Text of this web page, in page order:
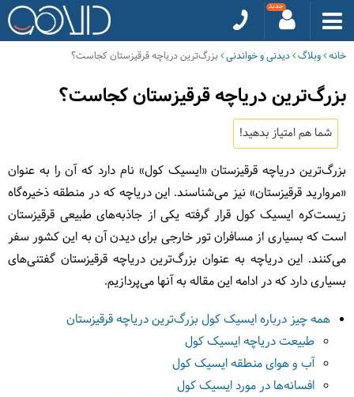
خانه وبلاگ دیدنی و خواندنی بزرگ‌ترین دریاچه قرقیزستان کجاست؟
بزرگ‌ترین دریاچه قرقیزستان کجاست؟
شما هم امتیاز بدهید!
بزرگ‌ترین دریاچه قرقیزستان «ایسیک کول» نام دارد که آن را به عنوان
«مروارید قرقیزستان» نیز می‌شناسند. این دریاچه که در منطقه ذخیره‌گاه
زیست‌کره ایسیک کول قرار گرفته یکی از جاذبه‌های طبیعی قرقیزستان
است که بسیاری از مسافران تور خارجی برای دیدن آن به این کشور سفر
می‌کنند. این دریاچه به عنوان بزرگ‌ترین دریاچه قرقیزستان گفتنی‌های
بسیاری دارد که در ادامه این مقاله به آنها می‌پردازیم.
همه چیز درباره ایسیک کول بزرگ‌ترین دریاچه قرقیزستان
طبیعت دریاچه ایسیک کول
آب و هوای منطقه ایسیک کول
افسانه‌ها در مورد ایسیک کول